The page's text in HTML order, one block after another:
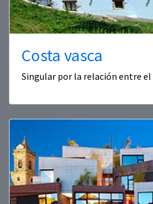
Costa vasca
Singular por la relación entre